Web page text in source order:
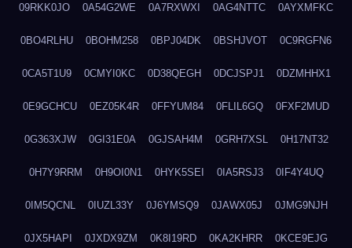
09RKK0JO 0A54G2WE 0A7RXWXI 0AG4NTTC 0AYXMFKC
0BO4RLHU 0BOHM258 0BPJ04DK 0BSHJVOT 0C9RGFN6
0CA5T1U9 0CMYI0KC 0D38QEGH 0DCJSPJ1 0DZMHHX1
0E9GCHCU 0EZ05K4R 0FFYUM84 0FLIL6GQ 0FXF2MUD
0G363XJW 0GI31E0A 0GJSAH4M 0GRH7XSL 0H17NT32
0H7Y9RRM 0H9OI0N1 0HYK5SEI 0IA5RSJ3 0IF4Y4UQ
0IM5QCNL 0IUZL33Y 0J6YMSQ9 0JAWX05J 0JMG9NJH
0JX5HAPI 0JXDX9ZM 0K8I19RD 0KA2KHRR 0KCE9EJG